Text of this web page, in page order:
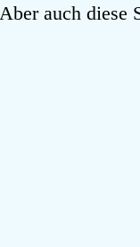
Aber auch diese